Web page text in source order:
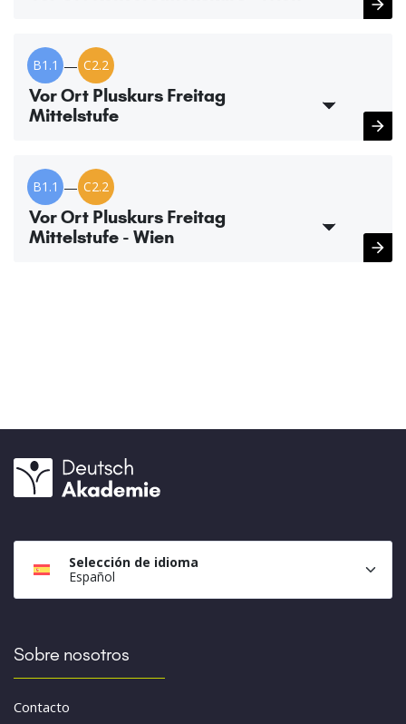
B1.1 — C2.2
Vor Ort Pluskurs Freitag
Mittelstufe
B1.1 — C2.2
Vor Ort Pluskurs Freitag
Mittelstufe - Wien
Selección de idioma
Español
Sobre nosotros
Contacto